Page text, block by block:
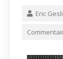
Eric